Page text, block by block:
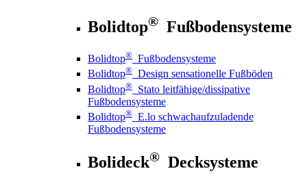
Bolidtop® Fußbodensysteme
Bolidtop® Fußbodensysteme
Bolidtop® Design sensationelle Fußböden
Bolidtop® Stato leitfähige/dissipative
Fußbodensysteme
Bolidtop® E.lo schwachaufzuladende
Fußbodensysteme
Bolideck® Decksysteme